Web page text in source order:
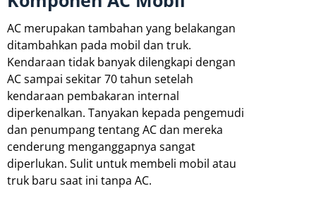
AC merupakan tambahan yang belakangan
ditambahkan pada mobil dan truk.
Kendaraan tidak banyak dilengkapi dengan
AC sampai sekitar 70 tahun setelah
kendaraan pembakaran internal
diperkenalkan. Tanyakan kepada pengemudi
dan penumpang tentang AC dan mereka
cenderung menganggapnya sangat
diperlukan. Sulit untuk membeli mobil atau
truk baru saat ini tanpa AC.